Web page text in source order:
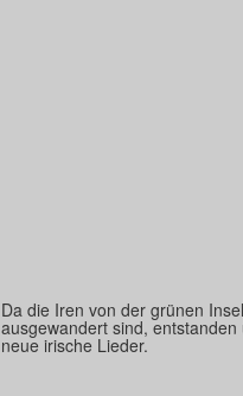
Da die Iren von der grünen
ausgewandert sind,
neue irische Lieder.